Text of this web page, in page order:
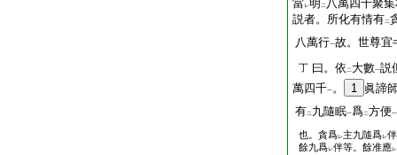
當レ明 二 八萬四千聚
説者。所化有情有二
八萬行一故。世尊宜
丁 曰。依 二 大數一説
萬四千一。 1 眞諦
有二 九隨眠一爲二方便一
也。貪爲レ主九隨爲レ
餘九爲レ伴等。餘准應レ